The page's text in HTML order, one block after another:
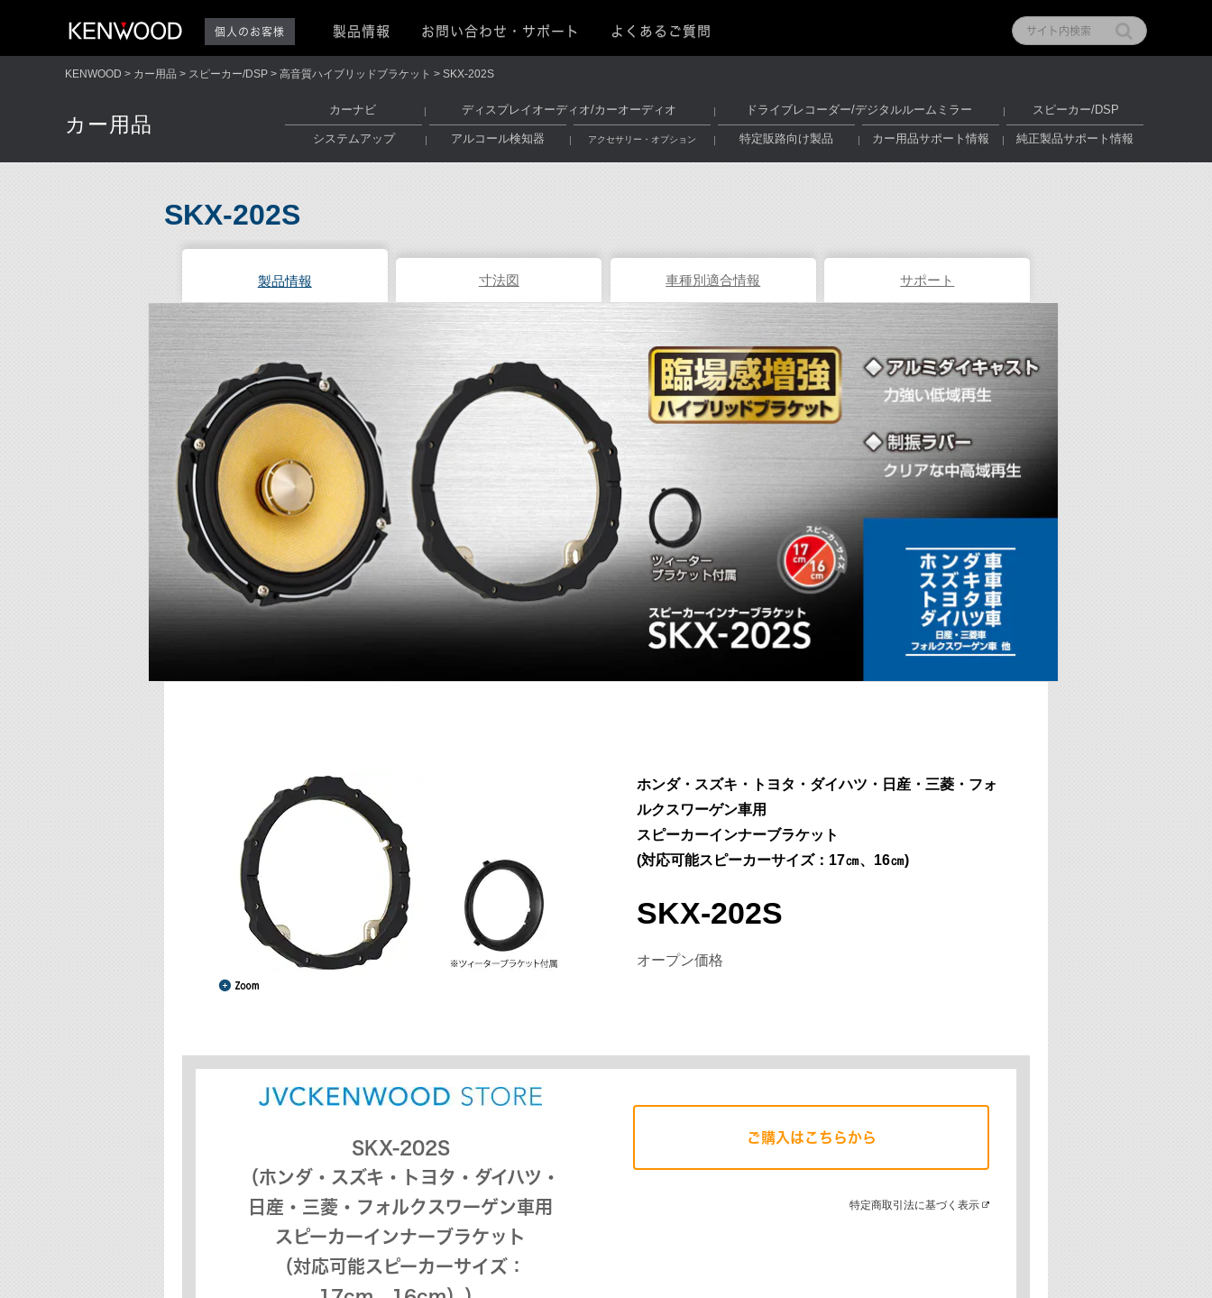
個人のお客様 製品情報 お問い合わせ・サポート よくあるご質問
KENWOOD カー用品 スピーカー/DSP 高音質ハイブリッドブラケット SKX-202S
カー用品
カーナビ ディスプレイオーディオ/カーオーディオ ドライブレコーダー/デジタルルームミラー スピーカー/DSP
システムアップ アルコール検知器 アクセサリー・オプション 特定販路向け製品 カー用品サポート情報 純正製品サポート情報
SKX-202S
製品情報 寸法図 車種別適合情報 サポート
ホンダ・スズキ・トヨタ・ダイハツ・日産・三菱・フォ
ルクスワーゲン車用
スピーカーインナーブラケット
(対応可能スピーカーサイズ：17㎝、16㎝)
SKX-202S
オープン価格
SKX-202S
（ホンダ・スズキ・トヨタ・ダイハツ・
日産・三菱・フォルクスワーゲン車用
スピーカーインナーブラケット
（対応可能スピーカーサイズ：
ご購入はこちらから
特定商取引法に基づく表示